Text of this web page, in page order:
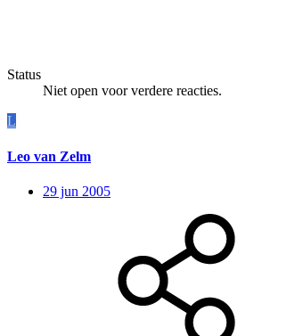
Status
Niet open voor verdere reacties.
L
Leo van Zelm
29 jun 2005